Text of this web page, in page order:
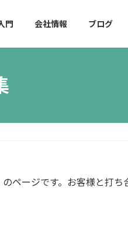
門 会社情報 ブログ
ページです。お客様と打ち